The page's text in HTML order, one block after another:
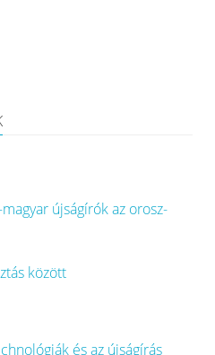
újságírók az orosz-
között
és az újságírás